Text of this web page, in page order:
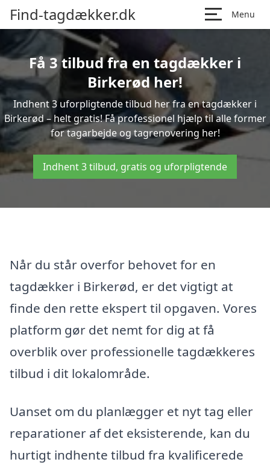
Find-tagdækker.dk Menu
Få 3 tilbud fra en tagdækker i
Birkerød her!
Indhent 3 uforpligtende tilbud her fra en tagdækker i
Birkerød – helt gratis! Få professionel hjælp til alle former
for tagarbejde og tagrenovering her!
Indhent 3 tilbud, gratis og uforpligtende
Når du står overfor behovet for en
tagdækker i Birkerød, er det vigtigt at
finde den rette ekspert til opgaven. Vores
platform gør det nemt for dig at få
overblik over professionelle tagdækkeres
tilbud i dit lokalområde.
Uanset om du planlægger et nyt tag eller
reparationer af det eksisterende, kan du
hurtigt indhente tilbud fra kvalificerede